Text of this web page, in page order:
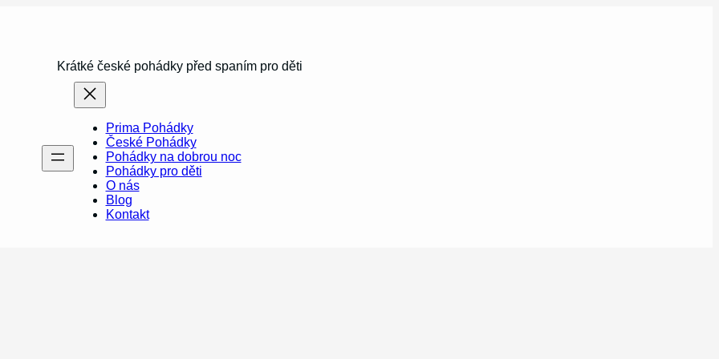
Krátké české pohádky před spaním pro děti
Prima Pohádky
České Pohádky
Pohádky na dobrou noc
Pohádky pro děti
O nás
Blog
Kontakt